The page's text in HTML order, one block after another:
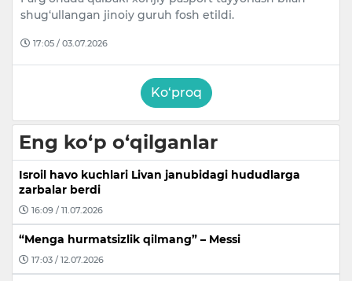
shug‘ullangan jinoiy guruh fosh etildi.
17:05 / 03.07.2026
Ko‘proq
Eng ko‘p o‘qilganlar
Isroil havo kuchlari Livan janubidagi hududlarga
zarbalar berdi
16:09 / 11.07.2026
“Menga hurmatsizlik qilmang” – Messi
17:03 / 12.07.2026